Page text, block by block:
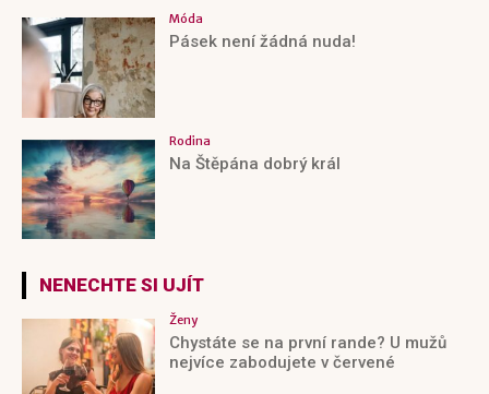
Móda
Pásek není žádná nuda!
Rodina
Na Štěpána dobrý král
NENECHTE SI UJÍT
Ženy
Chystáte se na první rande? U mužů
nejvíce zabodujete v červené